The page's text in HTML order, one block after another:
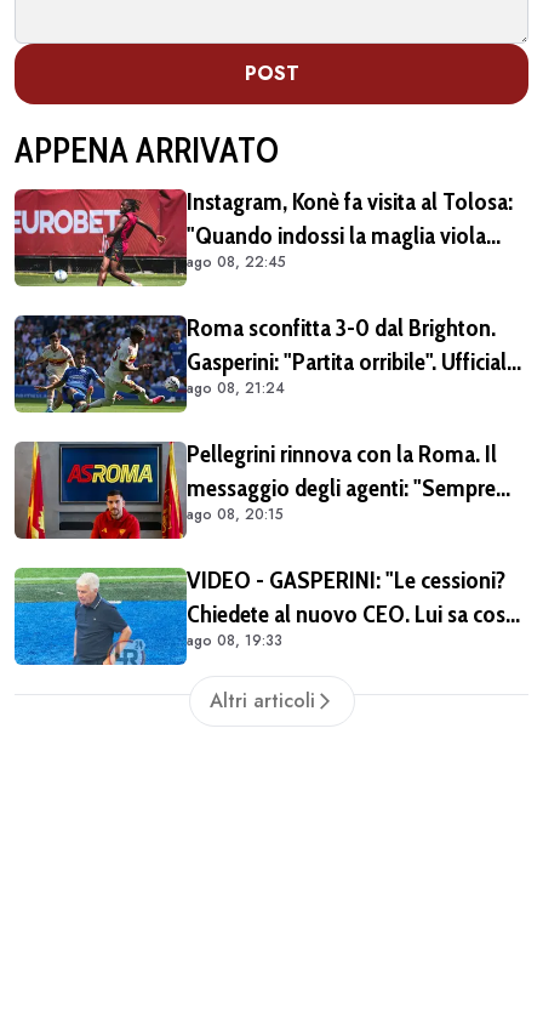
POST
APPENA ARRIVATO
Instagram, Konè fa visita al Tolosa:
"Quando indossi la maglia viola
diventi parte della famiglia. Era
VIDEO)
ago 08, 22:45
Roma sconfitta 3-0 dal Brighton.
Gasperini: "Partita orribile". Ufficiale
il rinnovo di Pellegrini
ago 08, 21:24
Pellegrini rinnova con la Roma. Il
messaggio degli agenti: "Sempre
orgogliosi di essere al tuo fianco"
ago 08, 20:15
VIDEO - GASPERINI: "Le cessioni?
Chiedete al nuovo CEO. Lui sa cosa
può fare la Roma"
ago 08, 19:33
Altri articoli